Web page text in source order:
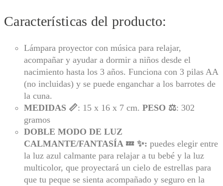
Características del producto:
Lámpara proyector con música para relajar,
acompañar y ayudar a dormir a niños desde el
nacimiento hasta los 3 años. Funciona con 3 pilas AA
(no incluidas) y se puede enganchar a los barrotes de
la cuna.
MEDIDAS 📏: 15 x 16 x 7 cm. PESO ⚖️: 302
gramos
DOBLE MODO DE LUZ
CALMANTE/FANTASÍA 💤 ✨: puedes elegir entre
la luz azul calmante para relajar a tu bebé y la luz
multicolor, que proyectará un cielo de estrellas para
que tu peque se sienta acompañado y seguro en la